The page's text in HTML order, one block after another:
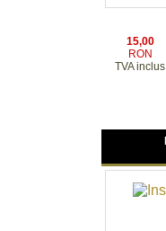
15,00
RON
TVA inclus